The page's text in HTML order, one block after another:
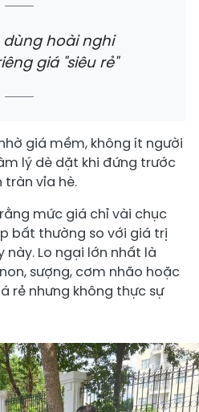
hoài nghi
giá "siêu rẻ"
giá mềm, không ít người
lý dè dặt khi đứng trước
tràn vỉa hè.
mức giá chỉ vài chục
bất thường so với giá trị
Lo ngại lớn nhất là
sượng, cơm nhão hoặc
rẻ nhưng không thực sự